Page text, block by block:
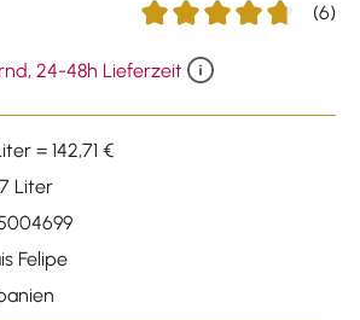
(6)
24-48h Lieferzeit
= 142,71 €
Liter
Felipe